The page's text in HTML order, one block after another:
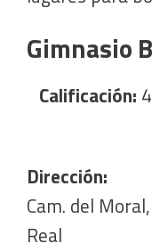
Gimnasio
Calificación:
Dirección:
Cam. del
Real